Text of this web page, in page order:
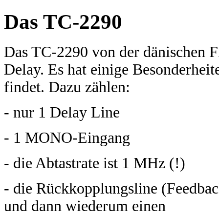
Das TC-2290
Das TC-2290 von der dänischen
Delay. Es hat einige
findet. Dazu zählen:
- nur 1 Delay Line
- 1 MONO-Eingang
- die Abtastrate ist 1 MHz (!)
- die Rückkopplungsline
und dann wiederum einen